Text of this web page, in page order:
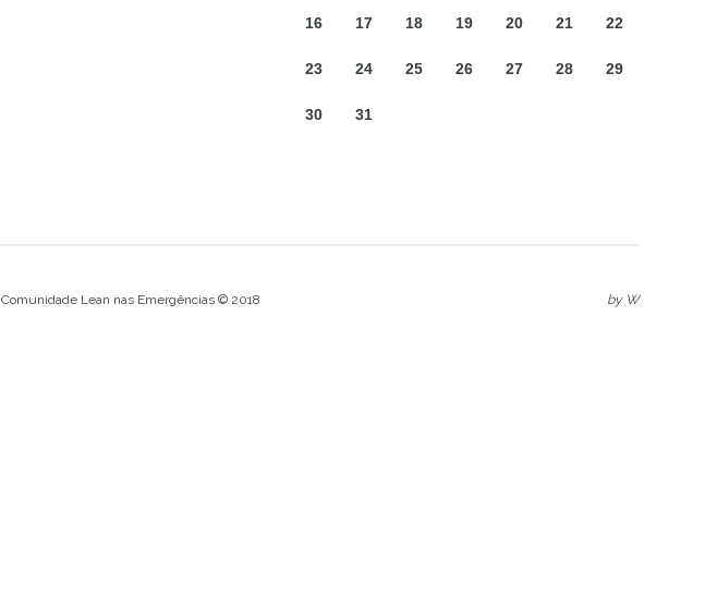
16 17 18 19 20 21 22
23 24 25 26 27 28 29
30 31
Comunidade Lean nas Emergências © 2018 by W